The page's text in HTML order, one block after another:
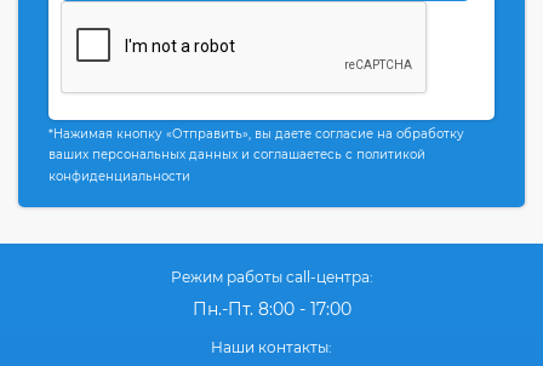
*Нажимая кнопку «Отправить», вы даете согласие на обработку
ваших персональных данных и соглашаетесь с политикой
конфиденциальности
Режим работы call-центра:
Пн.-Пт. 8:00 - 17:00
Наши контакты: